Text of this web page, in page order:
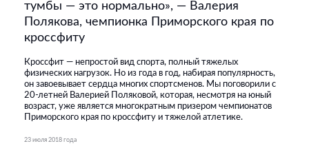
тумбы — это нормально», — Валерия
Полякова, чемпионка Приморского края по
кроссфиту
Кроссфит — непростой вид спорта, полный тяжелых
физических нагрузок. Но из года в год, набирая популярность,
он завоевывает сердца многих спортсменов. Мы поговорили с
20-летней Валерией Поляковой, которая, несмотря на юный
возраст, уже является многократным призером чемпионатов
Приморского края по кроссфиту и тяжелой атлетике.
23 июля 2018 года